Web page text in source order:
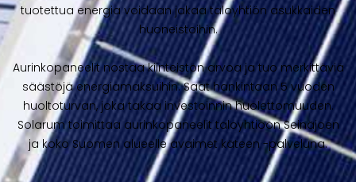
tuotettua energia voidaan jakaa taloyhtiön asukkaiden
huoneistoihin.
Aurinkopaneelit nostaa kiinteistön arvoa ja tuo merkittäviä
säästöjä energiamaksuihin. Saat hankintaan 5 vuoden
huoltoturvan, joka takaa investoinnin huolettomuuden.
Solarum toimittaa aurinkopaneelit taloyhtiöön Seinäjoen
ja koko Suomen alueelle avaimet käteen -palveluna.